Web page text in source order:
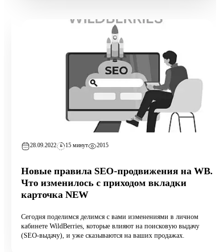
28.09.2022 15 минут 2015
Новые правила SEO-продвижения на WB.
Что изменилось с приходом вкладки
карточка NEW
Сегодня поделимся делимся с вами изменениями в личном
кабинете WildBerries, которые влияют на поисковую выдачу
(SEO-выдачу), и уже сказываются на ваших продажах.